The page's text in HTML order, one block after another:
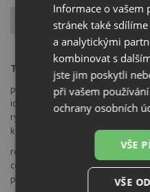
Popis produktu
Třídění odpadu pro spodní
praktické využití prostoru
ideální pro rozšíření stávající
rychlá a snadná montáž: systém
k dodání pro všechny spodní
rozměr spodní skříňky: 60 cm
celkový objem nádoby: 49 l
počet nádob: 2 (1 x 30l, 1 x 19l)
Informace o vašem
stránek také
a analytickými
kombinovat s
jste jim poskytli
při vašem
ochrany osobních
VŠE
VŠE